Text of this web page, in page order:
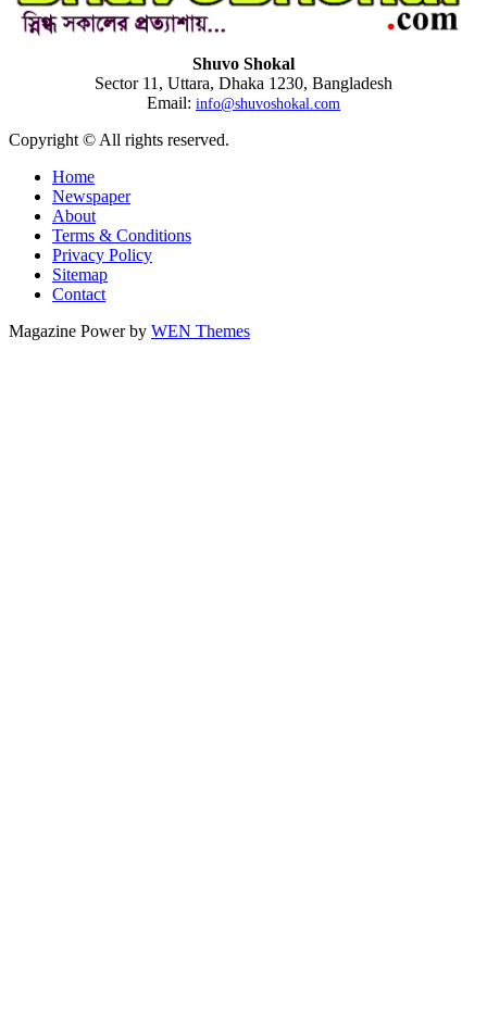
Shuvo Shokal
Sector 11, Uttara, Dhaka 1230, Bangladesh
Email: info@shuvoshokal.com
Copyright © All rights reserved.
Home
Newspaper
About
Terms & Conditions
Privacy Policy
Sitemap
Contact
Magazine Power by WEN Themes